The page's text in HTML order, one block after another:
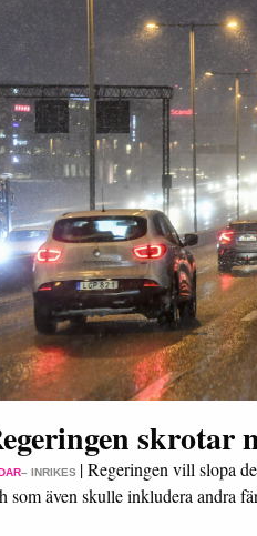
skrotar
– INRIKES |Regeringen vill slopa
som även skulle inkludera andra